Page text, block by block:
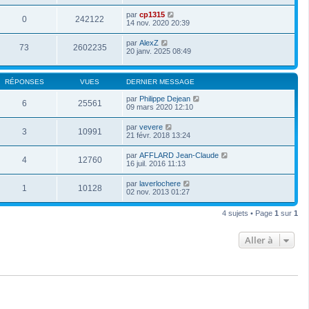
0 242122 par cp1315
14 nov. 2020 20:39
73 2602235 par AlexZ
20 janv. 2025 08:49
RÉPONSES VUES DERNIER MESSAGE
6 25561 par Philippe Dejean
09 mars 2020 12:10
3 10991 par vevere
21 févr. 2018 13:24
4 12760 par AFFLARD Jean-Claude
16 juil. 2016 11:13
1 10128 par laverlochere
02 nov. 2013 01:27
4 sujets • Page 1 sur 1
Aller à